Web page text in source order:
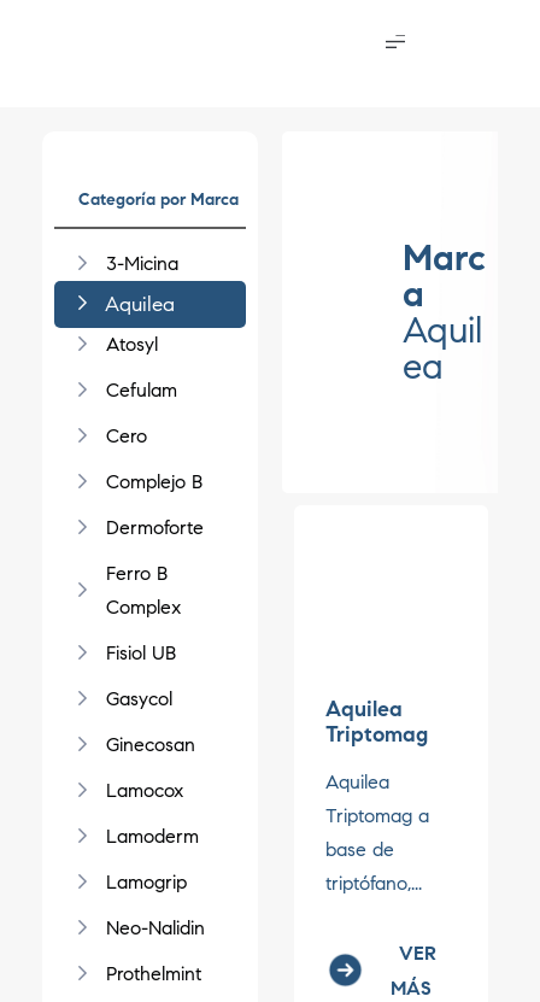
Categoría por Marca
3-Micina
Aquilea
Atosyl
Cefulam
Cero
Complejo B
Dermoforte
Ferro B
Complex
Fisiol UB
Gasycol
Ginecosan
Lamocox
Lamoderm
Lamogrip
Neo-Nalidin
Prothelmint
Marc
a
Aquil
ea
Aquilea
Triptomag
Aquilea
Triptomag a
base de
triptófano,...
VER
MÁS